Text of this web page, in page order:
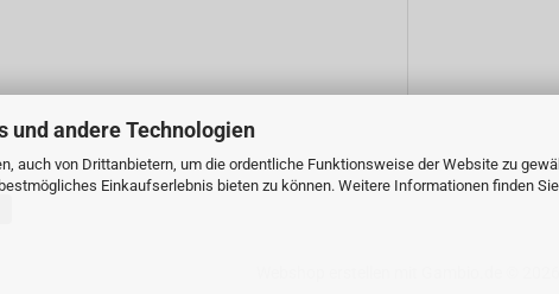
und andere Technologien
auch von Drittanbietern, um die ordentliche Funktionsweise der Website zu
Einkaufserlebnis bieten zu können. Weitere Informationen finden